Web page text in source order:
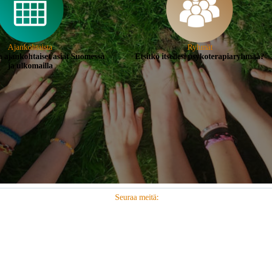
Ajankohtaista
ajankohtaiset asiat Suomessa
ja ulkomailla
Ryhmät
Etsitkö itsellesi psykoterapiaryhmää?
Seuraa meitä: